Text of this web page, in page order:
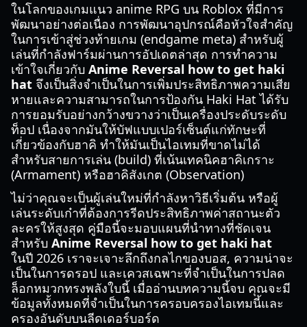
ในโลกของเกมแนว anime RPG บน Roblox ที่มีการ
พัฒนาอย่างต่อเนื่อง การพัฒนาอุปกรณ์คือหัวใจสำคัญ
ในการเข้าสู่ช่วงท้ายเกม (endgame meta) สำหรับผู้
เล่นที่กำลังฟาร์มผ่านการอัปเดตล่าสุด การทำความ
เข้าใจเกี่ยวกับ Anime Reversal how to get haki
hat จึงเป็นสิ่งจำเป็นในการเพิ่มประสิทธิภาพความเสีย
หายและความสามารถในการป้องกัน Haki Hat ได้รับ
การยอมรับอย่างกว้างขวางว่าเป็นเครื่องประดับระดับ
ท็อป เนื่องจากมันให้บัฟแบบเปอร์เซ็นต์แก่ทักษะที่
เกี่ยวข้องกับฮาคิ ทำให้มันเป็นไอเทมที่ขาดไม่ได้
สำหรับสายการเล่น (build) ที่เน้นเทคนิคฮาคิเกราะ
(Armament) หรือฮาคิสังเกต (Observation)
ไม่ว่าคุณจะเป็นผู้เล่นใหม่ที่กำลังหาวิธีเริ่มต้น หรือผู้
เล่นระดับเก๋าที่ต้องการรีดประสิทธิภาพค่าสถานะตัว
ละครให้สูงสุด คู่มือนี้จะมอบแผนที่นำทางที่ชัดเจน
สำหรับ Anime Reversal how to get haki hat
ในปี 2026 เราจะเจาะลึกถึงกลไกของบอส, ความน่าจะ
เป็นในการดรอป และเควสเฉพาะที่จำเป็นในการปลด
ล็อกหมวกทรงพลังใบนี้ เมื่ออ่านบทความนี้จบ คุณจะมี
ข้อมูลทั้งหมดที่จำเป็นในการครอบครองไอเทมนี้และ
ครองอันดับบนลีดเดอร์บอร์ด